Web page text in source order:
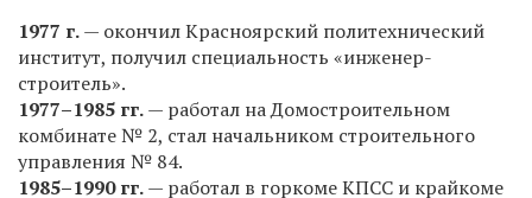
1977 г.— окончил Красноярский политехнический
институт, получил специальность «инженер-
строитель».
1977–1985 гг.— работал на Домостроительном
комбинате № 2, стал начальником строительного
управления № 84.
1985–1990 гг.— работал в горкоме КПСС и крайкоме